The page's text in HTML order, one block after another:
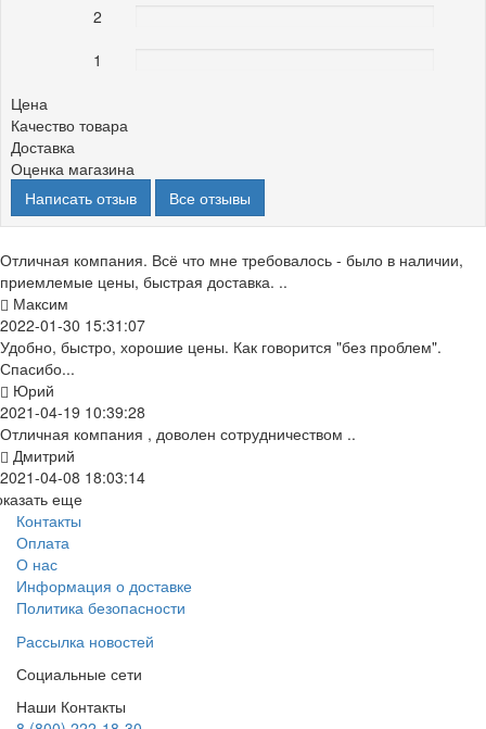
2
1
Цена
Качество товара
Доставка
Оценка магазина
Написать отзыв
Все отзывы
Отличная компания. Всё что мне требовалось - было в наличии,
приемлемые цены, быстрая доставка. ..
Максим
2022-01-30 15:31:07
Удобно, быстро, хорошие цены. Как говорится "без проблем".
Спасибо...
Юрий
2021-04-19 10:39:28
Отличная компания , доволен сотрудничеством ..
Дмитрий
2021-04-08 18:03:14
еще
Контакты
Оплата
О нас
Информация о доставке
Политика безопасности
Рассылка новостей
Социальные сети
Наши Контакты